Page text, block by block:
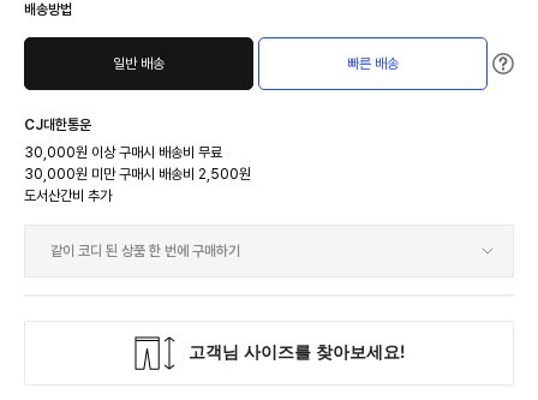
배송방법
일반 배송 빠른 배송
CJ대한통운
30,000원 이상 구매시 배송비 무료
30,000원 미만 구매시 배송비 2,500원
도서산간비 추가
같이 코디 된 상품 한 번에 구매하기